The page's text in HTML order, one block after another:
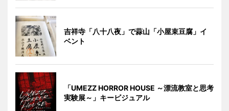
吉祥寺「八十八夜」で蒜山「小屋束豆腐」イ
ベント
「UMEZZ HORROR HOUSE ～漂流教室と思考
実験展～」キービジュアル